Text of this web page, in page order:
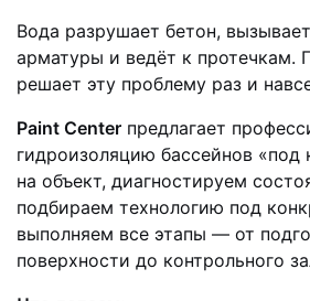
Вода разрушает бетон,
арматуры и ведёт к протечкам.
решает эту проблему раз и
Paint Center предлагает
гидроизоляцию бассейнов
на объект, диагностируем
подбираем технологию под
выполняем все этапы — от
поверхности до контрольного